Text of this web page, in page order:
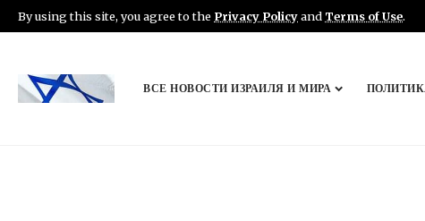
By using this site, you agree to the Privacy Policyand Terms of Use.
ВСЕ НОВОСТИ ИЗРАИЛЯ И МИРА